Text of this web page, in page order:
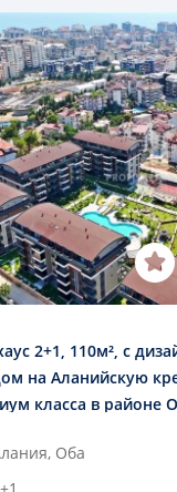
2+1, 110м², с
на Аланийскую
класса в районе
Оба